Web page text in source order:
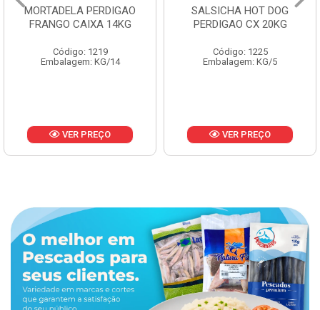
MORTADELA PERDIGAO
FRANGO CAIXA 14KG
Código: 1219
Embalagem: KG/14
VER PREÇO
SALSICHA HOT DOG
PERDIGAO CX 20KG
Código: 1225
Embalagem: KG/5
VER PREÇO